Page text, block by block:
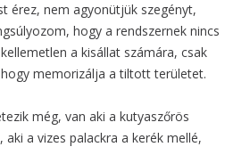
érez, nem agyonütjük szegényt,
hogy a rendszernek nincs
a kisállat számára, csak
memorizálja a tiltott területet.
még, van aki a kutyaszőrös
aki a vizes palackra a kerék mellé,